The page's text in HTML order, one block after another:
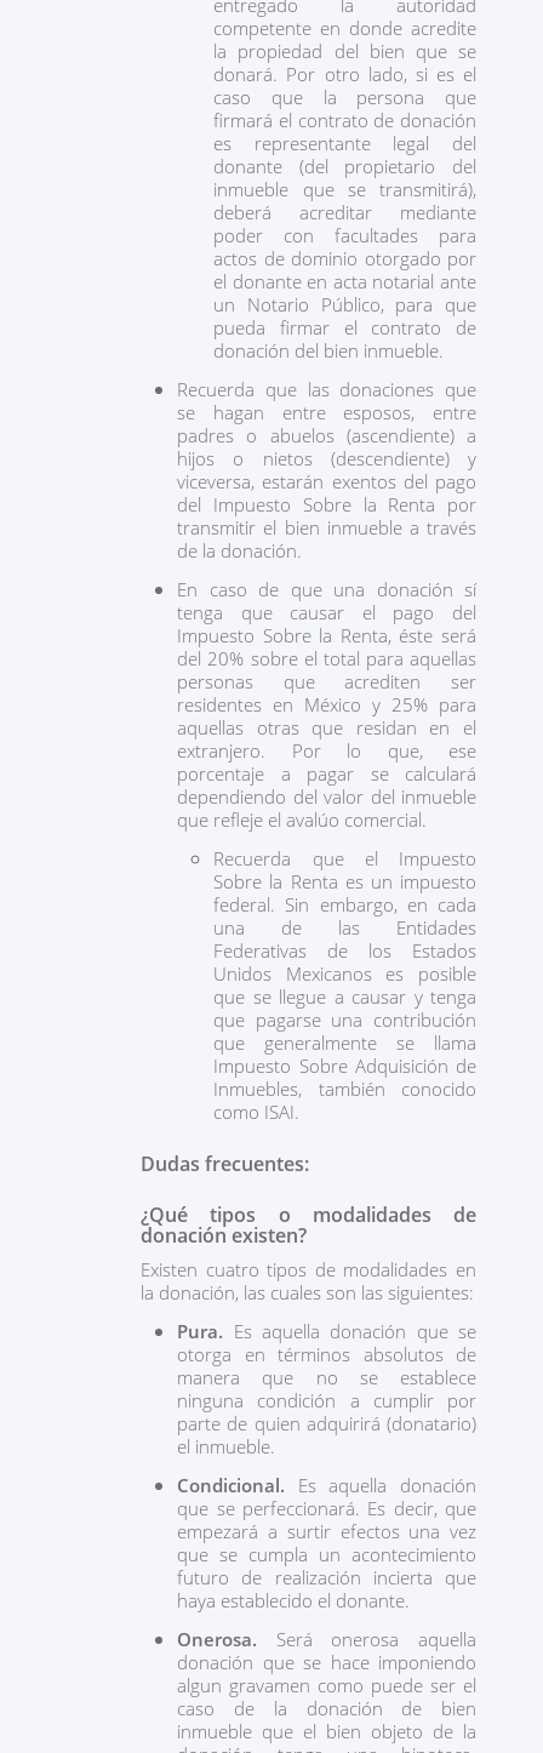
entregado la autoridad
competente en donde acredite
la propiedad del bien que se
donará. Por otro lado, si es el
caso que la persona que
firmará el contrato de donación
es representante legal del
donante (del propietario del
inmueble que se transmitirá),
deberá acreditar mediante
poder con facultades para
actos de dominio otorgado por
el donante en acta notarial ante
un Notario Público, para que
pueda firmar el contrato de
donación del bien inmueble.
Recuerda que las donaciones que
se hagan entre esposos, entre
padres o abuelos (ascendiente) a
hijos o nietos (descendiente) y
viceversa, estarán exentos del pago
del Impuesto Sobre la Renta por
transmitir el bien inmueble a través
de la donación.
En caso de que una donación sí
tenga que causar el pago del
Impuesto Sobre la Renta, éste será
del 20% sobre el total para aquellas
personas que acrediten ser
residentes en México y 25% para
aquellas otras que residan en el
extranjero. Por lo que, ese
porcentaje a pagar se calculará
dependiendo del valor del inmueble
que refleje el avalúo comercial.
Recuerda que el Impuesto
Sobre la Renta es un impuesto
federal. Sin embargo, en cada
una de las Entidades
Federativas de los Estados
Unidos Mexicanos es posible
que se llegue a causar y tenga
que pagarse una contribución
que generalmente se llama
Impuesto Sobre Adquisición de
Inmuebles, también conocido
como ISAI.
Dudas frecuentes:
¿Qué tipos o modalidades de
donación existen?
Existen cuatro tipos de modalidades en
la donación, las cuales son las siguientes:
Pura. Es aquella donación que se
otorga en términos absolutos de
manera que no se establece
ninguna condición a cumplir por
parte de quien adquirirá (donatario)
el inmueble.
Condicional. Es aquella donación
que se perfeccionará. Es decir, que
empezará a surtir efectos una vez
que se cumpla un acontecimiento
futuro de realización incierta que
haya establecido el donante.
Onerosa. Será onerosa aquella
donación que se hace imponiendo
algun gravamen como puede ser el
caso de la donación de bien
inmueble que el bien objeto de la